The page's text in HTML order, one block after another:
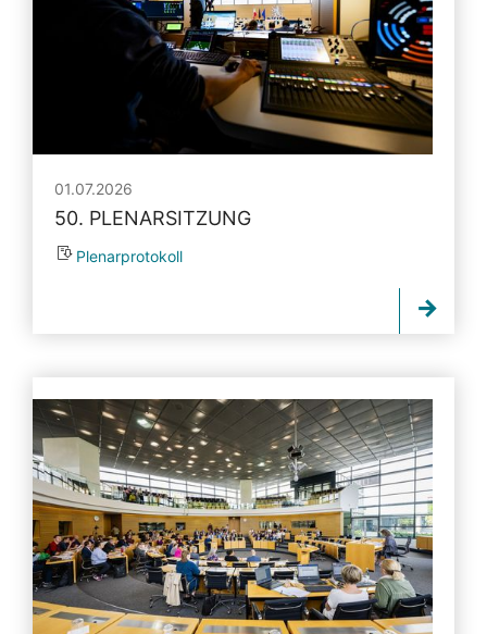
01.07.2026
50. PLENARSITZUNG
Plenarprotokoll